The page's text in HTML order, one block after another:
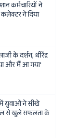
कर्मचारियों ने
कलेक्टर ने दिया
के दर्शन, धीरेंद्र
और मैं आ गया'
में युवाओं ने सीखे
से खुले सफलता के